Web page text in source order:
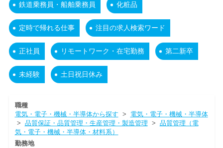
鉄道乗務員・船舶乗務員 化粧品
定時で帰れる仕事 注目の求人検索ワード
正社員 リモートワーク・在宅勤務 第二新卒
未経験 土日祝日休み
職種
電気・電子・機械・半導体から探す > 電気・電子・機械・半導体
> 品質保証・品質管理・生産管理・製造管理 > 品質管理（電
気・電子・機械・半導体・材料系）
勤務地